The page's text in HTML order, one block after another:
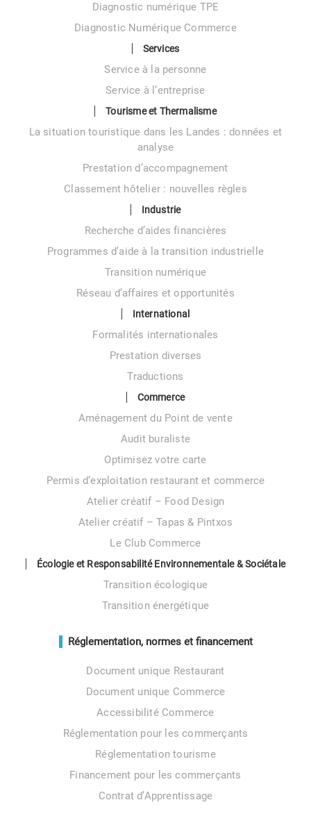
Diagnostic numérique TPE
Diagnostic Numérique Commerce
Services
Service à la personne
Service à l’entreprise
Tourisme et Thermalisme
La situation touristique dans les Landes : données et
analyse
Prestation d’accompagnement
Classement hôtelier : nouvelles règles
Industrie
Recherche d’aides financières
Programmes d’aide à la transition industrielle
Transition numérique
Réseau d’affaires et opportunités
International
Formalités internationales
Prestation diverses
Traductions
Commerce
Aménagement du Point de vente
Audit buraliste
Optimisez votre carte
Permis d’exploitation restaurant et commerce
Atelier créatif – Food Design
Atelier créatif – Tapas & Pintxos
Le Club Commerce
Écologie et Responsabilité Environnementale & Sociétale
Transition écologique
Transition énergétique
Réglementation, normes et financement
Document unique Restaurant
Document unique Commerce
Accessibilité Commerce
Réglementation pour les commerçants
Réglementation tourisme
Financement pour les commerçants
Contrat d’Apprentissage